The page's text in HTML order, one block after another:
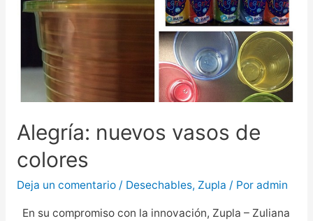
Alegría: nuevos vasos de
colores
Deja un comentario / Desechables, Zupla / Por admin
En su compromiso con la innovación, Zupla – Zuliana